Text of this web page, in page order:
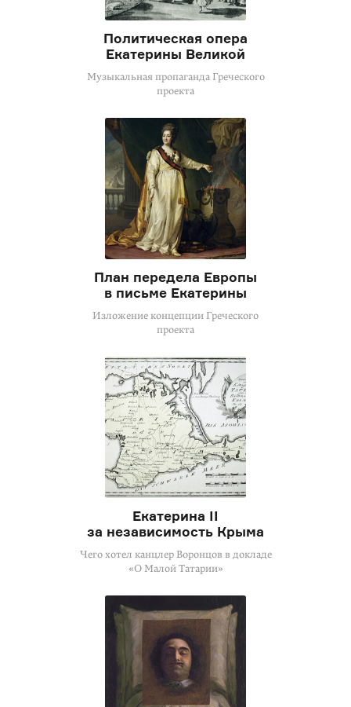
Политическая опера
Екатерины Великой
Музыкальная пропаганда Греческого
проекта
План передела Европы
в письме Екатерины
Изложение концепции Греческого
проекта
Екатерина II
за независимость Крыма
Чего хотел канцлер Воронцов в докладе
«О Малой Татарии»